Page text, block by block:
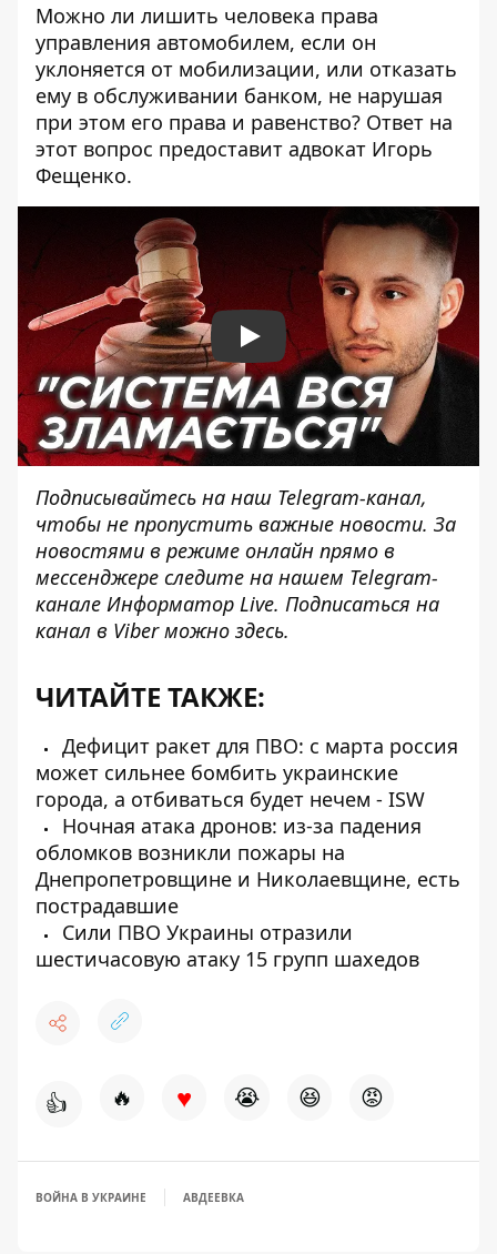
Можно ли лишить человека права
управления автомобилем, если он
уклоняется от мобилизации, или отказать
ему в обслуживании банком, не нарушая
при этом его права и равенство? Ответ на
этот вопрос предоставит адвокат Игорь
Фещенко.
Play
Подписывайтесь на наш Telegram-канал,
чтобы не пропустить важные новости. За
новостями в режиме онлайн прямо в
мессенджере следите на нашем Telegram-
канале Информатор Live. Подписаться на
канал в Viber можно здесь.
ЧИТАЙТЕ ТАКЖЕ:
Дефицит ракет для ПВО: с марта россия
может сильнее бомбить украинские
города, а отбиваться будет нечем - ISW
Ночная атака дронов: из-за падения
обломков возникли пожары на
Днепропетровщине и Николаевщине, есть
пострадавшие
Сили ПВО Украины отразили
шестичасовую атаку 15 групп шахедов
👍 🔥 ♥ 😭 😆 😡
ВОЙНА В УКРАИНЕ АВДЕЕВКА